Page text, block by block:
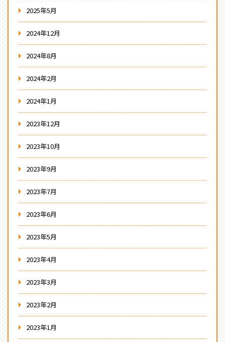
2025年5月
2024年12月
2024年8月
2024年2月
2024年1月
2023年12月
2023年10月
2023年9月
2023年7月
2023年6月
2023年5月
2023年4月
2023年3月
2023年2月
2023年1月